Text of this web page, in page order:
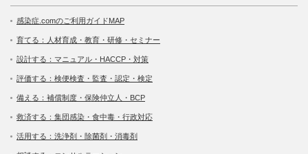
感染症.comのご利用ガイドMAP
育てる：人材育成・教育・研修・セミナー
設計する：マニュアル・HACCP・対策
評価する：検便検査・監査・認定・検定
備える：補償制度・保険仲立人・BCP
救済する：集団感染・食中毒・行政対応
活用する：洗浄剤・除菌剤・消毒剤